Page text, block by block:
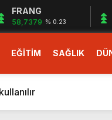
FRANG
58,7379 % 0.23
EĞİTİM SAĞLIK
oldu